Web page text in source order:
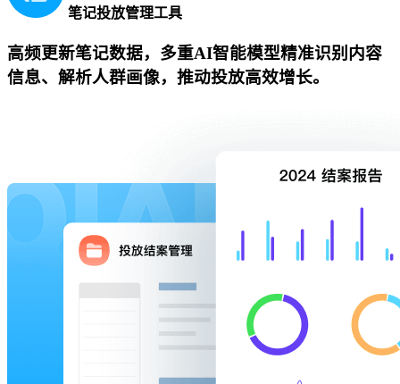
笔记投放管理工具
高频更新笔记数据，多重AI智能模型精准识别内容
信息、解析人群画像，推动投放高效增长。